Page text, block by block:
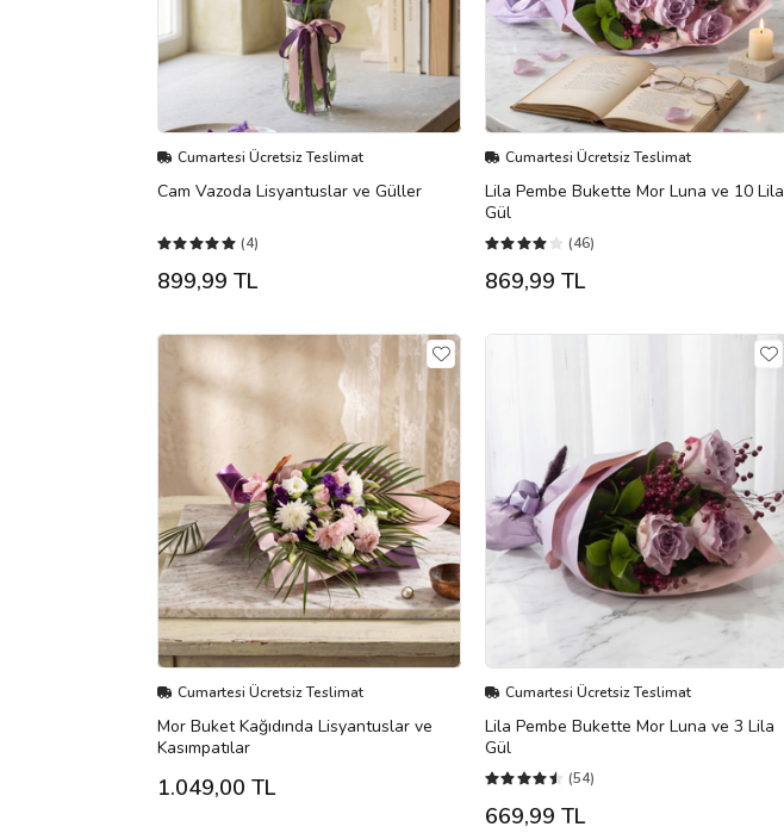
Cumartesi Ücretsiz Teslimat
Cam Vazoda Lisyantuslar ve Güller
(4)
899,99 TL
Cumartesi Ücretsiz Teslimat
Lila Pembe Bukette Mor Luna ve 10 Lila
Gül
(46)
869,99 TL
Cumartesi Ücretsiz Teslimat
Mor Buket Kağıdında Lisyantuslar ve
Kasımpatılar
1.049,00 TL
Cumartesi Ücretsiz Teslimat
Lila Pembe Bukette Mor Luna ve 3 Lila
Gül
(54)
669,99 TL